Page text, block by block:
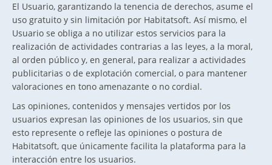
El Usuario, garantizando la tenencia de derechos, asume el
uso gratuito y sin limitación por Habitatsoft. Así mismo, el
Usuario se obliga a no utilizar estos servicios para la
realización de actividades contrarias a las leyes, a la moral,
al orden público y, en general, para realizar a actividades
publicitarias o de explotación comercial, o para mantener
valoraciones en tono amenazante o no cordial.
Las opiniones, contenidos y mensajes vertidos por los
usuarios expresan las opiniones de los usuarios, sin que
esto represente o refleje las opiniones o postura de
Habitatsoft, que únicamente facilita la plataforma para la
interacción entre los usuarios.